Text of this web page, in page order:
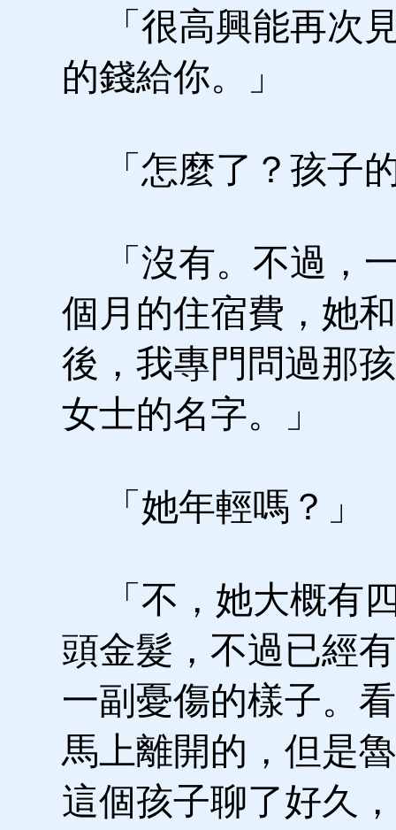
「很高興能再次
的錢給你。」
「怎麼了？孩子
「沒有。不過，
個月的住宿費，她
後，我專門問過那
女士的名字。」
「她年輕嗎？」
「不，她大概有
頭金髮，不過已經
一副憂傷的樣子。
馬上離開的，但是
這個孩子聊了好久